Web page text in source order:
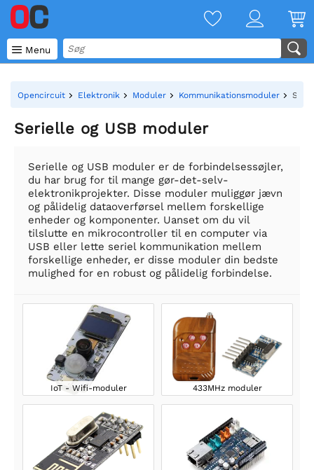
 Menu
Opencircuit Elektronik Moduler Kommunikationsmoduler
Serielle og USB moduler
Serielle og USB moduler er de forbindelsessøjler,
du har brug for til mange gør-det-selv-
elektronikprojekter. Disse moduler muliggør jævn
og pålidelig dataoverførsel mellem forskellige
enheder og komponenter. Uanset om du vil
tilslutte en mikrocontroller til en computer via
USB eller lette seriel kommunikation mellem
forskellige enheder, er disse moduler din bedste
mulighed for en robust og pålidelig forbindelse.
IoT - Wifi-moduler 433MHz moduler